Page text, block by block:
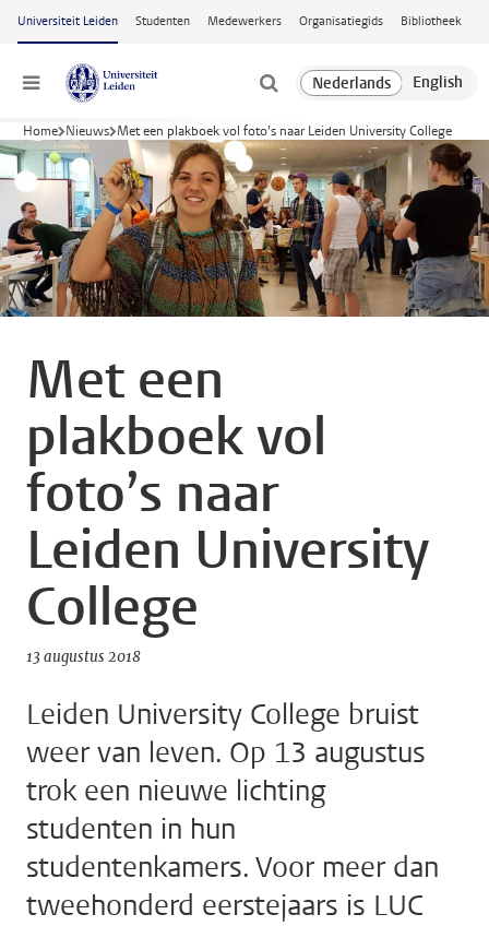
Ga naar hoofdinhoud
Universiteit Leiden Studenten Medewerkers Organisatiegids Bibliotheek
Menu
Home Nieuws Met een plakboek vol foto’s naar Leiden University College
Met een
plakboek vol
foto’s naar
Leiden University
College
13 augustus 2018
Leiden University College bruist
weer van leven. Op 13 augustus
trok een nieuwe lichting
studenten in hun
studentenkamers. Voor meer dan
tweehonderd eerstejaars is LUC